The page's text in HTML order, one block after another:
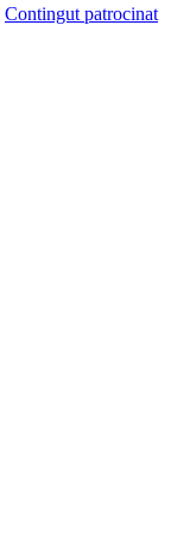
Contingut patrocinat